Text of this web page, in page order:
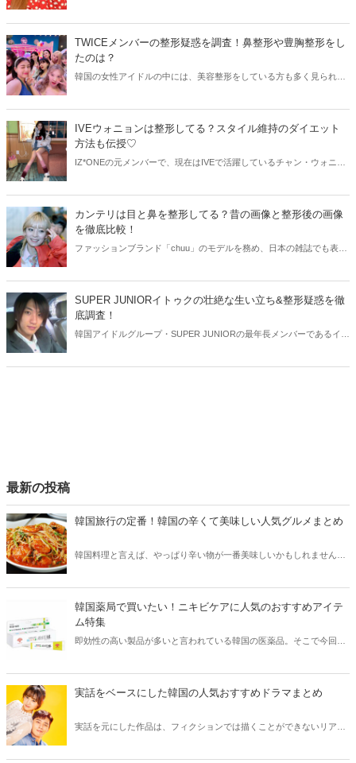
が浮上しています。そこで今回はBLACKPINKリサの整形疑惑に迫って
いきましょう！
TWICEメンバーの整形疑惑を調査！鼻整形や豊胸整形をし
たのは？
韓国の女性アイドルの中には、美容整形をしている方も多く見られま
相は？今回はTWICEメンバーの整形疑惑を、ビフォーアフター写真と
共にチェックしてみましょう。
IVEウォニョンは整形してる？スタイル維持のダイエット
方法も伝授♡
IZ*ONEの元メンバーで、現在はIVEで活躍しているチャン・ウォニョ
す。そこで今回はIVEウォニョンの整形疑惑やダイエット方法などを
ご紹介します♫
カンテリは目と鼻を整形してる？昔の画像と整形後の画像
を徹底比較！
ファッションブランド「chuu」のモデルを務め、日本の雑誌でも表紙
すが、どうしても整形感が…。今回は昔の画像と現在の画像から、カ
ンテリがどこを整形したのか徹底比較していきましょう。
SUPER JUNIORイトゥクの壮絶な生い立ち&整形疑惑を徹
底調査！
韓国アイドルグループ・SUPER JUNIORの最年長メンバーであるイト
な生い立ちが…。そこで今回はイトゥクの生い立ちと共に、気になる
最新の投稿
韓国旅行の定番！韓国の辛くて美味しい人気グルメまとめ
韓国料理と言えば、やっぱり辛い物が一番美味しいかもしれません。
きな方はもちろん、体験したことのないような辛さに挑戦してみたい
方も必見です。
韓国薬局で買いたい！ニキビケアに人気のおすすめアイテ
ム特集
即効性の高い製品が多いと言われている韓国の医薬品。そこで今回は
入できるニキビケアにおすすめのアイテムをチェックしてみましょ
う。
実話をベースにした韓国の人気おすすめドラマまとめ
実話を元にした作品は、フィクションでは描くことができないリアル
マをご紹介します。